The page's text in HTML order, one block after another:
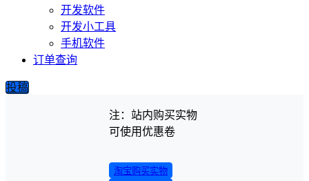
开发软件
开发小工具
手机软件
订单查询
投稿
注：站内购买实物
可使用优惠卷
淘宝购买实物